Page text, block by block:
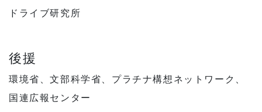
ドライブ研究所
後援
環境省、文部科学省、プラチナ構想ネットワーク、
国連広報センター